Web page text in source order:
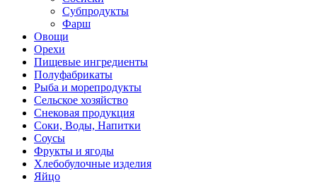
Субпродукты
Фарш
Овощи
Орехи
Пищевые ингредиенты
Полуфабрикаты
Рыба и морепродукты
Сельское хозяйство
Снековая продукция
Соки, Воды, Напитки
Соусы
Фрукты и ягоды
Хлебобулочные изделия
Яйцо